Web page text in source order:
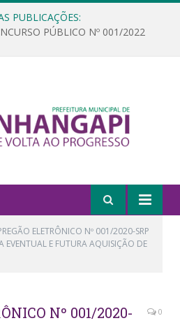
PUBLICAÇÕES:
PÚBLICO Nº 001/2022
ELETRÔNICO Nº 001/2020-SRP
EVENTUAL E FUTURA AQUISIÇÃO DE
Nº 001/2020-
0